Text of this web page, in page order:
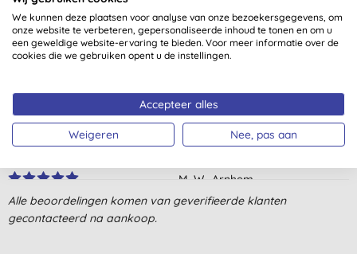
Voor de waterkoker werkte het product supergoed. Voor het
strijkijzer vond ik het iets minder handig. Er bleef heel lang kalk
komen ookal had ik er al een paar keer schoon water in
P., Retie
24-2-2022
M. W., Arnhem
15-2-2022
Alle beoordelingen komen van geverifieerde klanten
gecontacteerd na aankoop.
We kunnen deze plaatsen voor analyse van onze bezoekersgegevens, om
onze website te verbeteren, gepersonaliseerde inhoud te tonen en om u
een geweldige website-ervaring te bieden. Voor meer informatie over de
cookies die we gebruiken opent u de instellingen.
Accepteer alles
Weigeren Nee, pas aan